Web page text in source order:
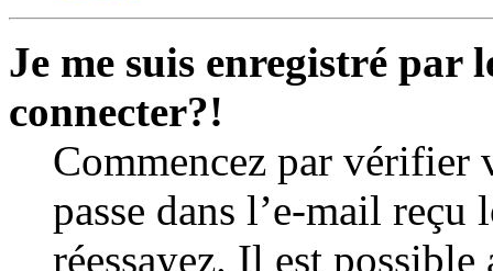
Je me suis enregistré par
connecter?!
Commencez par vérifier
passe dans l’e-mail
réessayez. Il est